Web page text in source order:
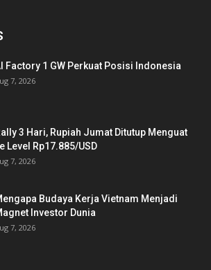
Factory 1 GW Perkuat Posisi Indonesia
7, 2026
3 Hari, Rupiah Jumat Ditutup Menguat
Level Rp17.885/USD
7, 2026
Budaya Kerja Vietnam Menjadi
Investor Dunia
7, 2026